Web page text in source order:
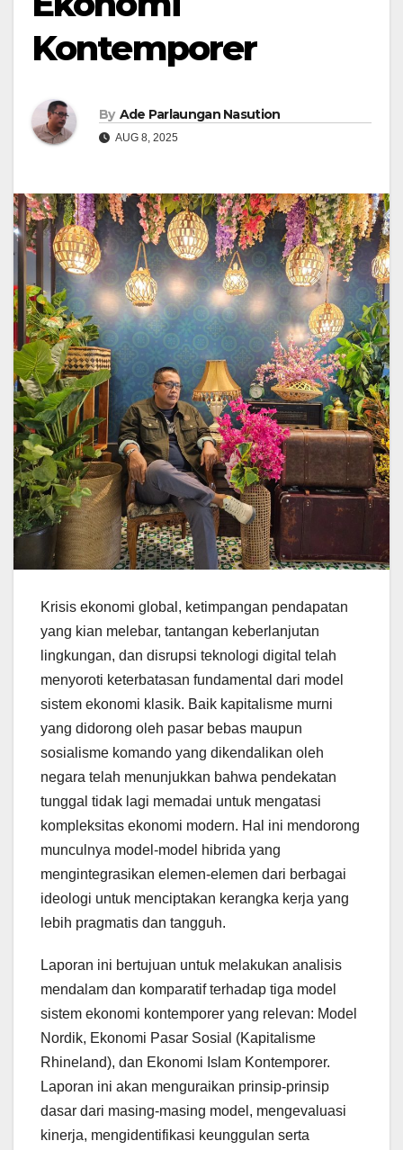
Kontemporer
By Ade Parlaungan Nasution
AUG 8, 2025
Krisis ekonomi global, ketimpangan pendapatan
yang kian melebar, tantangan keberlanjutan
lingkungan, dan disrupsi teknologi digital telah
menyoroti keterbatasan fundamental dari model
sistem ekonomi klasik. Baik kapitalisme murni
yang didorong oleh pasar bebas maupun
sosialisme komando yang dikendalikan oleh
negara telah menunjukkan bahwa pendekatan
tunggal tidak lagi memadai untuk mengatasi
kompleksitas ekonomi modern. Hal ini mendorong
munculnya model-model hibrida yang
mengintegrasikan elemen-elemen dari berbagai
ideologi untuk menciptakan kerangka kerja yang
lebih pragmatis dan tangguh.
Laporan ini bertujuan untuk melakukan analisis
mendalam dan komparatif terhadap tiga model
sistem ekonomi kontemporer yang relevan: Model
Nordik, Ekonomi Pasar Sosial (Kapitalisme
Rhineland), dan Ekonomi Islam Kontemporer.
Laporan ini akan menguraikan prinsip-prinsip
dasar dari masing-masing model, mengevaluasi
kinerja, mengidentifikasi keunggulan serta